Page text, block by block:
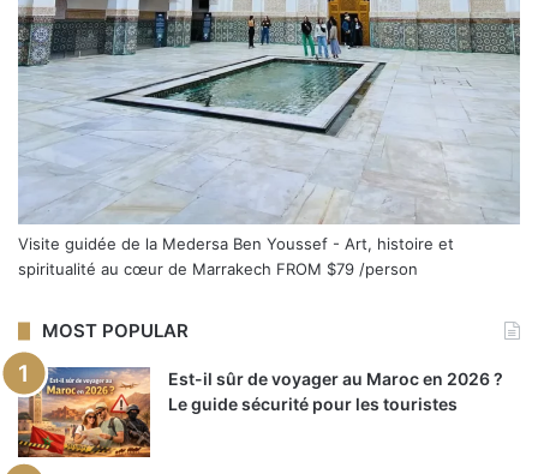
Visite guidée de la Medersa Ben Youssef - Art, histoire et
spiritualité au cœur de Marrakech FROM $79 /person
MOST POPULAR
Est-il sûr de voyager au Maroc en 2026 ?
Le guide sécurité pour les touristes